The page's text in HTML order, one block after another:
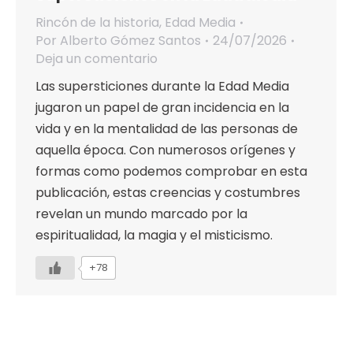
Rincón de la historia, Edad Media
Por Alberto Gómez Santos
24/07/2026
Deja un comentario
Las supersticiones durante la Edad Media
jugaron un papel de gran incidencia en la
vida y en la mentalidad de las personas de
aquella época. Con numerosos orígenes y
formas como podemos comprobar en esta
publicación, estas creencias y costumbres
revelan un mundo marcado por la
espiritualidad, la magia y el misticismo.
+78